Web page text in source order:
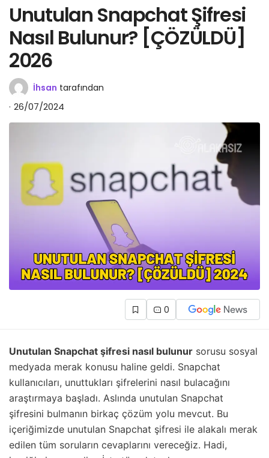
Unutulan Snapchat Şifresi
Nasıl Bulunur? [ÇÖZÜLDÜ]
2026
İhsan tarafından
26/07/2024
0
Unutulan Snapchat şifresi nasıl bulunur sorusu sosyal
medyada merak konusu haline geldi. Snapchat
kullanıcıları, unuttukları şifrelerini nasıl bulacağını
araştırmaya başladı. Aslında unutulan Snapchat
şifresini bulmanın birkaç çözüm yolu mevcut. Bu
içeriğimizde unutulan Snapchat şifresi ile alakalı merak
edilen tüm soruların cevaplarını vereceğiz. Hadi,